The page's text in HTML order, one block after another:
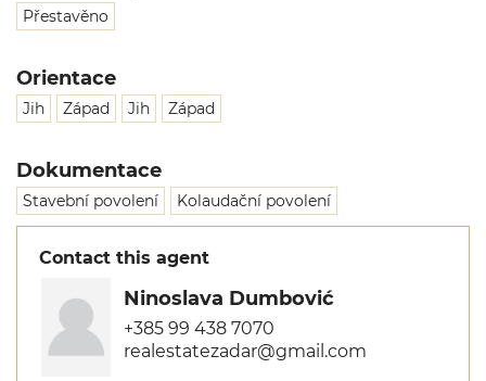
Přestavěno
Orientace
Jih Západ Jih Západ
Dokumentace
Stavební povolení Kolaudační povolení
Contact this agent
Ninoslava Dumbović
+385 99 438 7070
realestatezadar@gmail.com